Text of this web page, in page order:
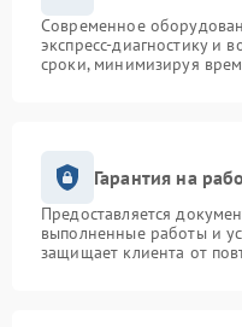
Современное
экспресс-диагностику и
сроки, минимизируя
Гарантия на
Предоставляется
выполненные работы и
защищает клиента от